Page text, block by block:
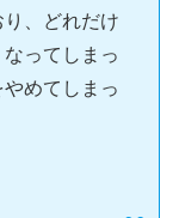
、どれだけ
ってしまっ
めてしまっ